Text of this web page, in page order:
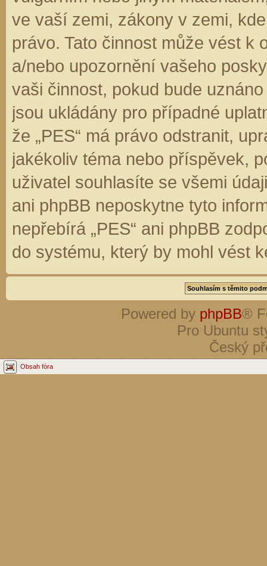
ve vaší zemi, zákony v zemi,
právo. Tato činnost může vést k
a/nebo upozornění vašeho
vaši činnost, pokud bude
jsou ukládány pro případné
že „PES“ má právo odstranit,
jakékoliv téma nebo příspěvek,
uživatel souhlasíte se všemi
ani phpBB neposkytne tyto
nepřebírá „PES“ ani phpBB
do systému, který by mohl vést
Powered by phpBB®
Pro Ubuntu
Český
Obsah fóra